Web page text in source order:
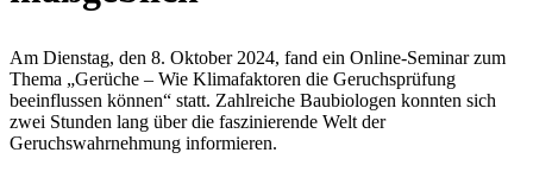
Am Dienstag, den 8. Oktober 2024, fand ein Online-Seminar zum
Thema „Gerüche – Wie Klimafaktoren die Geruchsprüfung
beeinflussen können“ statt. Zahlreiche Baubiologen konnten sich
zwei Stunden lang über die faszinierende Welt der
Geruchswahrnehmung informieren.